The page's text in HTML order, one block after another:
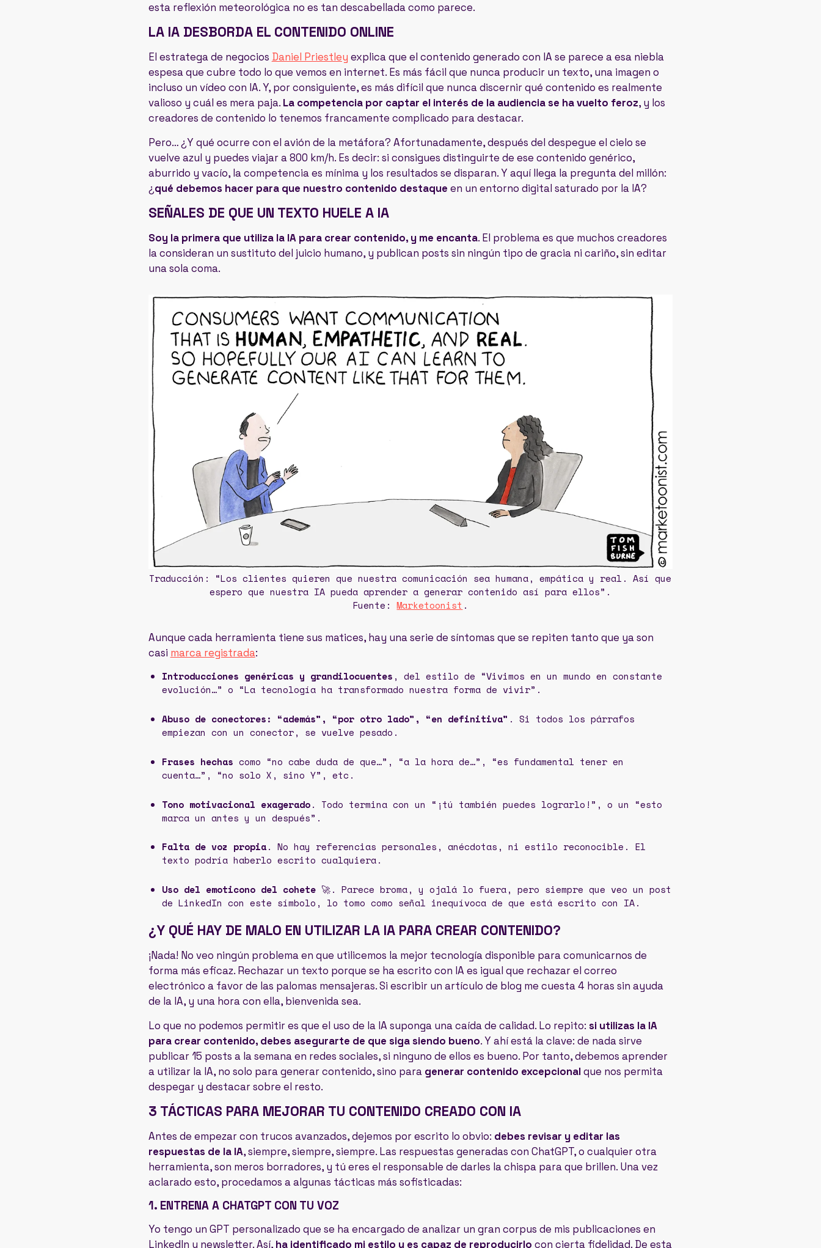
esta reflexión meteorológica no es tan descabellada como parece.
LA IA DESBORDA EL CONTENIDO ONLINE
El estratega de negocios Daniel Priestley explica que el contenido generado con IA se parece a esa niebla
espesa que cubre todo lo que vemos en internet. Es más fácil que nunca producir un texto, una imagen o
incluso un vídeo con IA. Y, por consiguiente, es más difícil que nunca discernir qué contenido es realmente
valioso y cuál es mera paja. La competencia por captar el interés de la audiencia se ha vuelto feroz, y los
creadores de contenido lo tenemos francamente complicado para destacar.
Pero… ¿Y qué ocurre con el avión de la metáfora? Afortunadamente, después del despegue el cielo se
vuelve azul y puedes viajar a 800 km/h. Es decir: si consigues distinguirte de ese contenido genérico,
aburrido y vacío, la competencia es mínima y los resultados se disparan. Y aquí llega la pregunta del millón:
¿qué debemos hacer para que nuestro contenido destaque en un entorno digital saturado por la IA?
SEÑALES DE QUE UN TEXTO HUELE A IA
Soy la primera que utiliza la IA para crear contenido, y me encanta. El problema es que muchos creadores
la consideran un sustituto del juicio humano, y publican posts sin ningún tipo de gracia ni cariño, sin editar
una sola coma.
Traducción: “Los clientes quieren que nuestra comunicación sea humana, empática y real. Así que
espero que nuestra IA pueda aprender a generar contenido así para ellos”.
Fuente:Marketoonist .
Aunque cada herramienta tiene sus matices, hay una serie de síntomas que se repiten tanto que ya son
casi marca registrada:
Introducciones genéricas y grandilocuentes , del estilo de “Vivimos en un mundo en constante
evolución…” o “La tecnología ha transformado nuestra forma de vivir”.
Abuso de conectores: “además”, “por otro lado”, “en definitiva” . Si todos los párrafos
empiezan con un conector, se vuelve pesado.
Frases hechas como “no cabe duda de que…”, “a la hora de…”, “es fundamental tener en
cuenta…”, “no solo X, sino Y”, etc.
Tono motivacional exagerado. Todo termina con un “¡tú también puedes lograrlo!”, o un “esto
marca un antes y un después”.
Falta de voz propia. No hay referencias personales, anécdotas, ni estilo reconocible. El
texto podría haberlo escrito cualquiera.
Uso del emoticono del cohete 🚀. Parece broma, y ojalá lo fuera, pero siempre que veo un post
de LinkedIn con este símbolo, lo tomo como señal inequívoca de que está escrito con IA.
¿Y QUÉ HAY DE MALO EN UTILIZAR LA IA PARA CREAR CONTENIDO?
¡Nada! No veo ningún problema en que utilicemos la mejor tecnología disponible para comunicarnos de
forma más eficaz. Rechazar un texto porque se ha escrito con IA es igual que rechazar el correo
electrónico a favor de las palomas mensajeras. Si escribir un artículo de blog me cuesta 4 horas sin ayuda
de la IA, y una hora con ella, bienvenida sea.
Lo que no podemos permitir es que el uso de la IA suponga una caída de calidad. Lo repito: si utilizas la IA
para crear contenido, debes asegurarte de que siga siendo bueno. Y ahí está la clave: de nada sirve
publicar 15 posts a la semana en redes sociales, si ninguno de ellos es bueno. Por tanto, debemos aprender
a utilizar la IA, no solo para generar contenido, sino para generar contenido excepcionalque nos permita
despegar y destacar sobre el resto.
3 TÁCTICAS PARA MEJORAR TU CONTENIDO CREADO CON IA
Antes de empezar con trucos avanzados, dejemos por escrito lo obvio: debes revisar y editar las
respuestas de la IA, siempre, siempre, siempre. Las respuestas generadas con ChatGPT, o cualquier otra
herramienta, son meros borradores, y tú eres el responsable de darles la chispa para que brillen. Una vez
aclarado esto, procedamos a algunas tácticas más sofisticadas:
1. ENTRENA A CHATGPT CON TU VOZ
Yo tengo un GPT personalizado que se ha encargado de analizar un gran corpus de mis publicaciones en
LinkedIn y newsletter. Así, ha identificado mi estilo y es capaz de reproducirlo con cierta fidelidad. De esta